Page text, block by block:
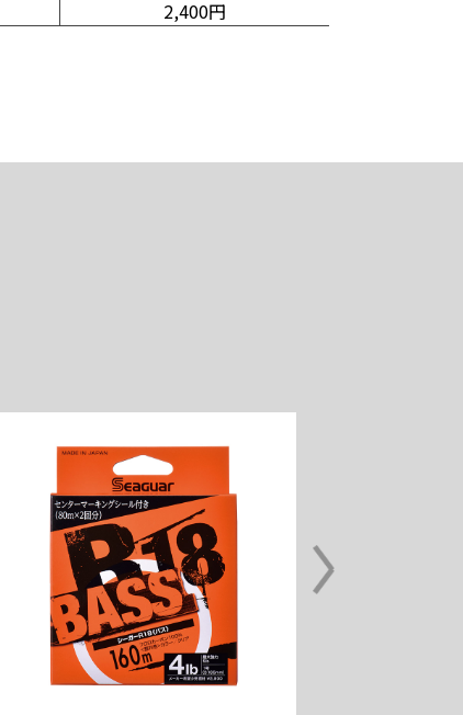
2,400円